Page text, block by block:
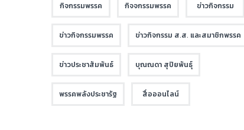
กิจกรรมพรรค กิจจกรรมพรรค ข่าวกิจกรรม
ข่าวกิจกรรมพรรค ข่าวกิจกรรม ส.ส. และสมาชิกพรรค
ข่าวประชาสัมพันธ์ บุณณดา สุปิยพันธุ์
พรรคพลังประชารัฐ สื่อออนไลน์